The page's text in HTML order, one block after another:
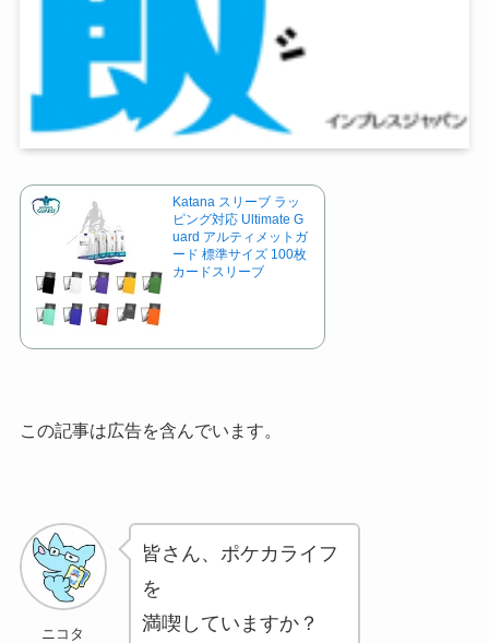
Katana スリーブ ラッ
ピング対応 Ultimate G
uard アルティメットガ
ード 標準サイズ 100枚
カードスリーブ
この記事は広告を含んでいます。
ニコタ
皆さん、ポケカライフ
を
満喫していますか？